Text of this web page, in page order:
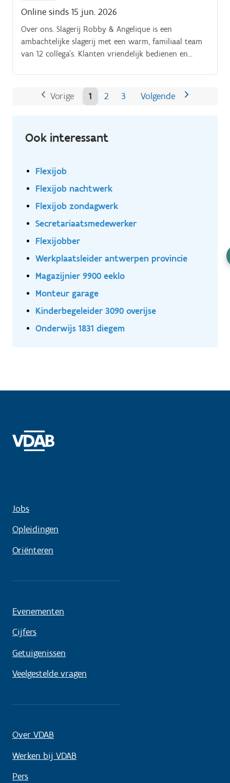
inrichting van de werkruimtes.
Online sinds 15 jun. 2026
Over ons. Slagerij Robby & Angelique is een
ambachtelijke slagerij met een warm, familiaal team
van 12 collega’s. Klanten vriendelijk bedienen en
Vorige 1 2 3 Volgende
Ook interessant
Flexijob
Flexijob nachtwerk
Flexijob zondagwerk
Secretariaatsmedewerker
Flexijobber
Werkplaatsleider antwerpen provincie
Magazijnier 9900 eeklo
Monteur garage
Kinderbegeleider 3090 overijse
Onderwijs 1831 diegem
Jobs
Opleidingen
Oriënteren
Evenementen
Cijfers
Getuigenissen
Veelgestelde vragen
Over VDAB
Werken bij VDAB
Pers